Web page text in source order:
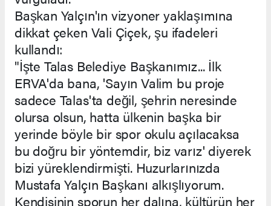
Başkan Yalçın'ın vizyoner yaklaşımına
dikkat çeken Vali Çiçek, şu ifadeleri
kullandı:
"İşte Talas Belediye Başkanımız... İlk
ERVA'da bana, 'Sayın Valim bu proje
sadece Talas'ta değil, şehrin neresinde
olursa olsun, hatta ülkenin başka bir
yerinde böyle bir spor okulu açılacaksa
bu doğru bir yöntemdir, biz varız' diyerek
bizi yüreklendirmişti. Huzurlarınızda
Mustafa Yalçın Başkanı alkışlıyorum.
Kendisinin sporun her dalına, kültürün her